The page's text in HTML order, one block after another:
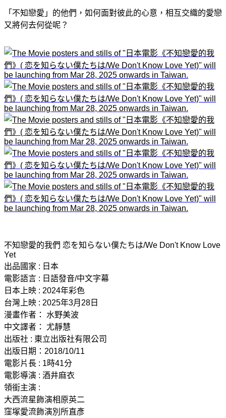
「不知戀愛」的他們，如何面對彼此的心意，相互交織的愛戀
又將何去何從呢？
不知戀愛的我們 恋を知らない僕たちは/We Don't Know Love
Yet
出品國家 : 日本
電影語言 : 日語發音/中文字幕
日本上映 : 2024年彩色
台灣上映 : 2025年3月28日
漫畫作者： 水野美波
中文譯者： 尤靜慧
出版社 : 東立出版社有限公司
出版日期：2018/10/11
電影片長 : 1時41分​
電影導演 : 酒井麻衣
領銜主演 :
大西流星飾演相原英二
窪塚愛流飾演別所直彥